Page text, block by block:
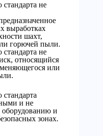
стандарта не
выработках
шахт,
горючей пыли.
стандарта не
относящийся
или
и не
оборудованию и
зонах.